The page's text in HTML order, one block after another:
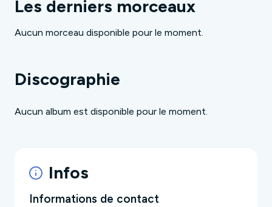
Les derniers morceaux
Aucun morceau disponible pour le moment.
Discographie
Aucun album est disponible pour le moment.
Infos
Informations de contact